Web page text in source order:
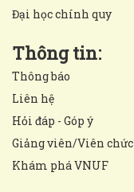
Đại học chính quy
Thông tin:
Thông báo
Liên hệ
Hỏi đáp - Góp ý
Giảng viên/Viên chức
Khám phá VNUF